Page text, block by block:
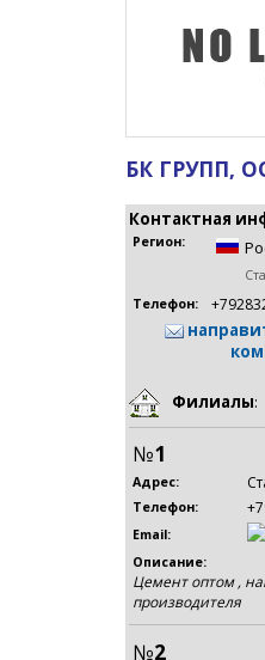
БК ГРУПП,
Контактная
Регион:
Телефон:
Филиалы:
№1
Адрес:
Телефон:
Email:
Описание:
Цемент оптом ,
производителя
№2